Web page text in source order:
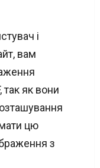
і
вам
як вони
цю
з